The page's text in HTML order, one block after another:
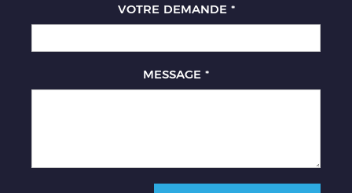
VOTRE DEMANDE *
MESSAGE *